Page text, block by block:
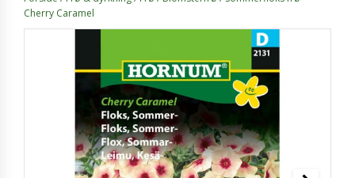
Cherry Caramel